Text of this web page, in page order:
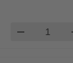
remove Produkt